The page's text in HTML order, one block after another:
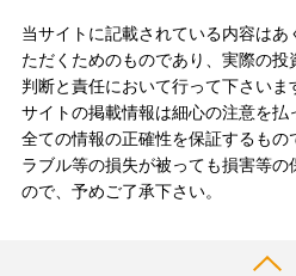
当サイトに記載されている内容は
ただくためのものであり、実際の
判断と責任において行って下さい
サイトの掲載情報は細心の注意を
全ての情報の正確性を保証するもの
ラブル等の損失が被っても損害等
ので、予めご了承下さい。